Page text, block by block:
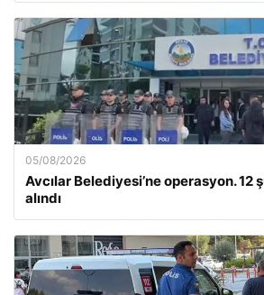
05/08/2026
Avcılar Belediyesi’ne operasyon. 12
alındı